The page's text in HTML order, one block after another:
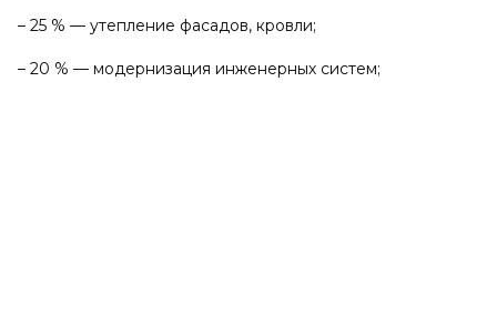
– 25 % — утепление фасадов, кровли;
– 20 % — модернизация инженерных систем;